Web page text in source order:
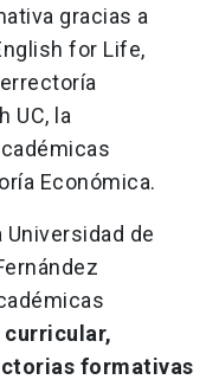
gracias a
for Life,
UC, la
Económica.
Universidad de
formativas